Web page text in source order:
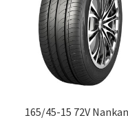
165/45-15 72V